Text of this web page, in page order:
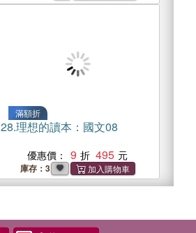
滿額折
28.理想的讀本：國文08
優惠價： 9 495
庫存：3